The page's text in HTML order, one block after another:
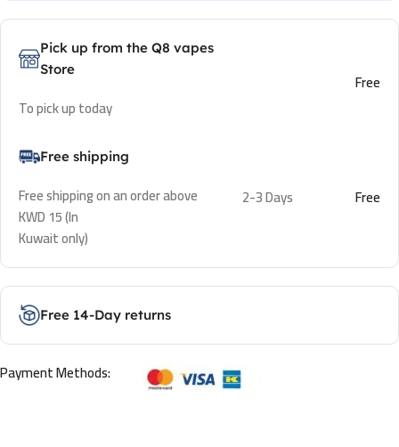
Pick up from the Q8 vapes
Store
To pick up today
Free
Free shipping
Free shipping on an order above
KWD 15 (In
Kuwait only)
2-3 Days Free
Free 14-Day returns
Payment Methods: